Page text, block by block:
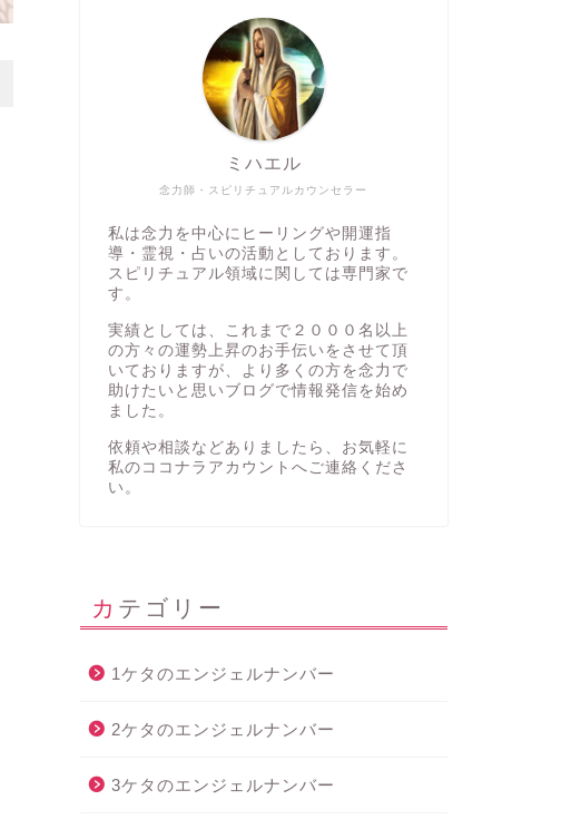
念力師・スピリチュアルカウンセラー
ミハエル
私は念力を中心にヒーリングや開運指
導・霊視・占いの活動としております。
スピリチュアル領域に関しては専門家で
す。
実績としては、これまで２０００名以上
の方々の運勢上昇のお手伝いをさせて頂
いておりますが、より多くの方を念力で
助けたいと思いブログで情報発信を始め
ました。
依頼や相談などありましたら、お気軽に
私の ココナラアカウント へご連絡くださ
い。
カテゴリー
1ケタのエンジェルナンバー
2ケタのエンジェルナンバー
3ケタのエンジェルナンバー